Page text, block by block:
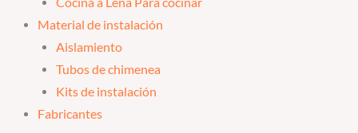
Material de instalación
Aislamiento
Tubos de chimenea
Kits de instalación
Fabricantes